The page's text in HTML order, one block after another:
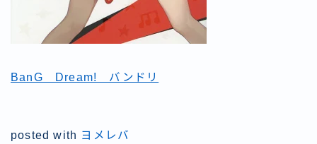
BanG Dream! バンドリ
posted with ヨメレバ